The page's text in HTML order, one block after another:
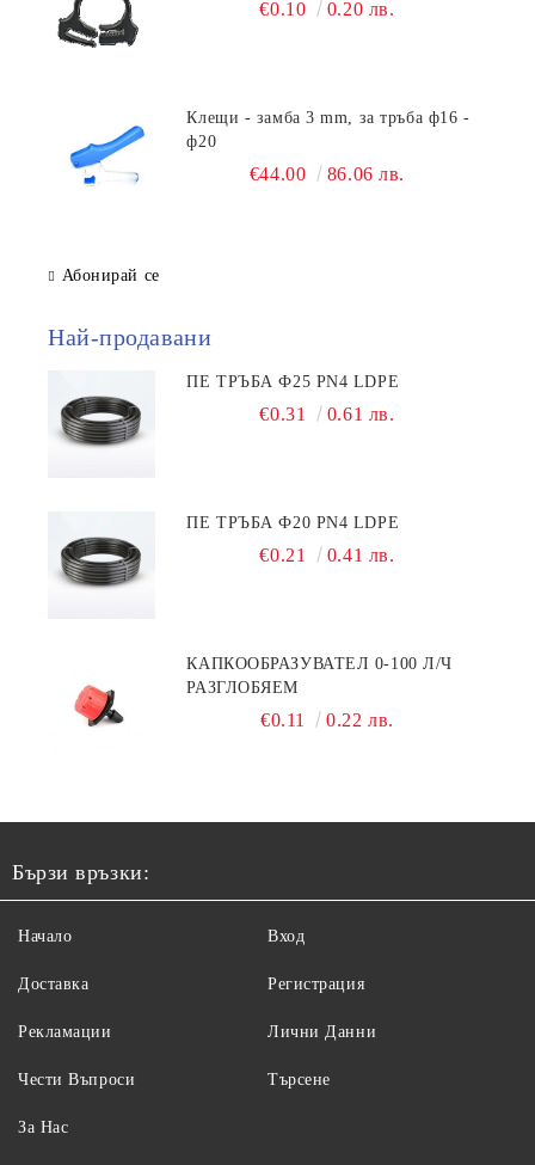
€0.10 0.20 лв.
Клещи - замба 3 mm, за тръба ф16 -
ф20
€44.00 86.06 лв.
Абонирай се
Най-продавани
ПЕ ТРЪБА Ф25 PN4 LDPE
€0.31 0.61 лв.
ПЕ ТРЪБА Ф20 PN4 LDPE
€0.21 0.41 лв.
КАПКООБРАЗУВАТЕЛ 0-100 Л/Ч
РАЗГЛОБЯЕМ
€0.11 0.22 лв.
Бързи връзки:
Начало
Доставка
Рекламации
Чести Въпроси
Вход
Регистрация
Лични Данни
Търсене
За Нас